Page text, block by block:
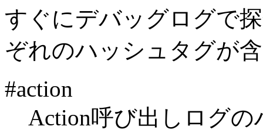
すぐにデバッグログで
ぞれのハッシュタグが
#action
Action呼び出しログ